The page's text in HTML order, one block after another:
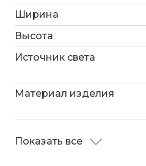
Ширина
Высота
Источник света
Материал изделия
Показать все